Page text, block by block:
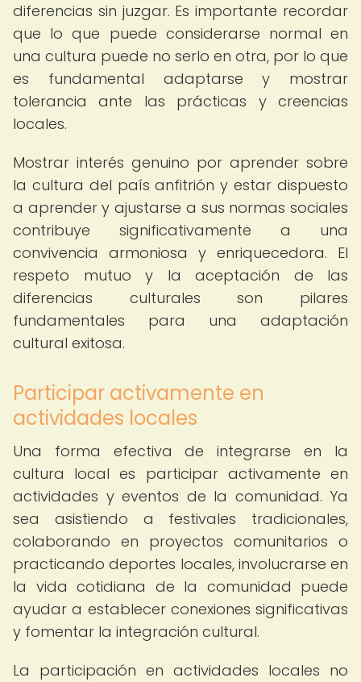
diferencias sin juzgar. Es importante recordar
que lo que puede considerarse normal en
una cultura puede no serlo en otra, por lo que
es fundamental adaptarse y mostrar
tolerancia ante las prácticas y creencias
locales.
Mostrar interés genuino por aprender sobre
la cultura del país anfitrión y estar dispuesto
a aprender y ajustarse a sus normas sociales
contribuye significativamente a una
convivencia armoniosa y enriquecedora. El
respeto mutuo y la aceptación de las
diferencias culturales son pilares
fundamentales para una adaptación
cultural exitosa.
Participar activamente en
actividades locales
Una forma efectiva de integrarse en la
cultura local es participar activamente en
actividades y eventos de la comunidad. Ya
sea asistiendo a festivales tradicionales,
colaborando en proyectos comunitarios o
practicando deportes locales, involucrarse en
la vida cotidiana de la comunidad puede
ayudar a establecer conexiones significativas
y fomentar la integración cultural.
La participación en actividades locales no